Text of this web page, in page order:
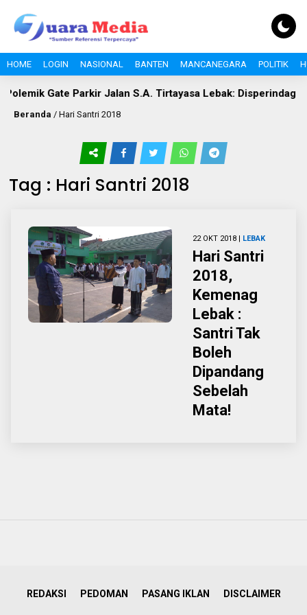
HOME LOGIN NASIONAL BANTEN MANCANEGARA POLITIK
Gate Parkir Jalan S.A. Tirtayasa Lebak: Disperindag
Beranda / Hari Santri 2018
Tag : Hari Santri 2018
22 OKT 2018 | LEBAK
Hari Santri
2018,
Kemenag
Lebak :
Santri Tak
Boleh
Dipandang
Sebelah
Mata!
REDAKSI PEDOMAN PASANG IKLAN DISCLAIMER